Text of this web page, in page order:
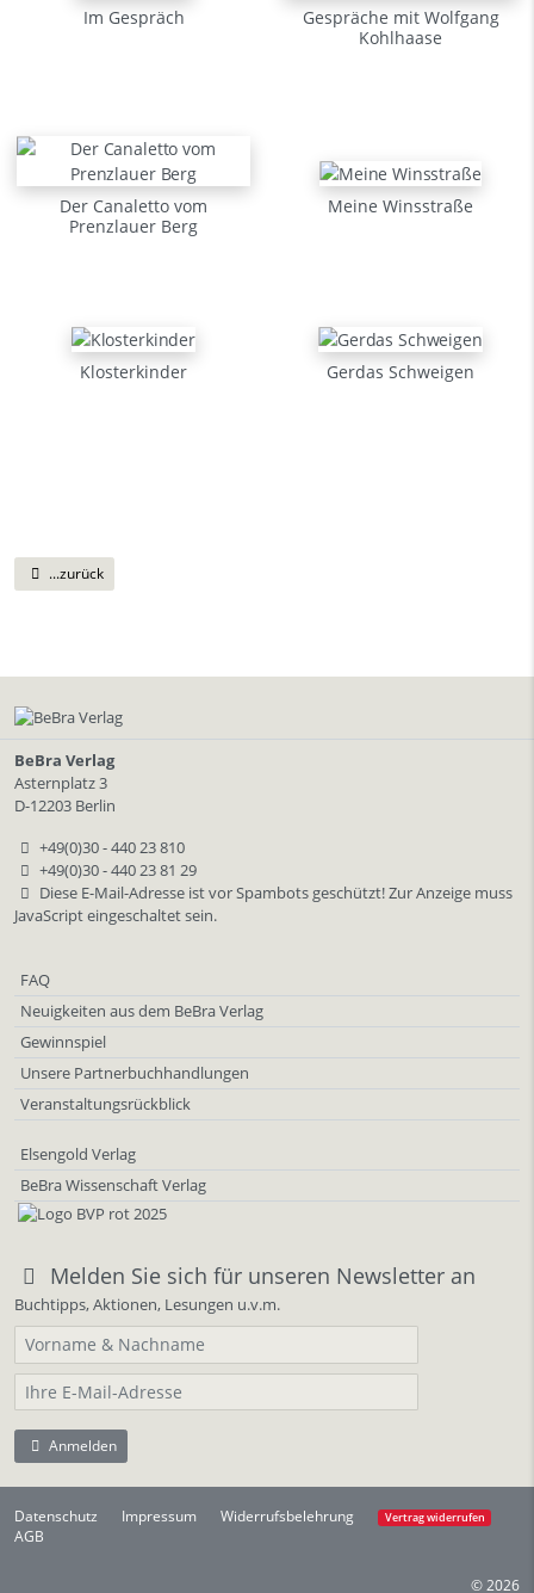
Im Gespräch
Gespräche mit Wolfgang
Kohlhaase
Der Canaletto vom
Prenzlauer Berg
Meine Winsstraße
Klosterkinder Gerdas Schweigen
...zurück
BeBra Verlag
Asternplatz 3
D-12203 Berlin
+49(0)30 - 440 23 810
+49(0)30 - 440 23 81 29
Diese E-Mail-Adresse ist vor Spambots geschützt! Zur Anzeige muss
JavaScript eingeschaltet sein.
FAQ
Neuigkeiten aus dem BeBra Verlag
Gewinnspiel
Unsere Partnerbuchhandlungen
Veranstaltungsrückblick
Elsengold Verlag
BeBra Wissenschaft Verlag
Melden Sie sich für unseren Newsletter an
Buchtipps, Aktionen, Lesungen u.v.m.
Anmelden
Datenschutz Impressum Widerrufsbelehrung Vertrag widerrufen
AGB
© 2026